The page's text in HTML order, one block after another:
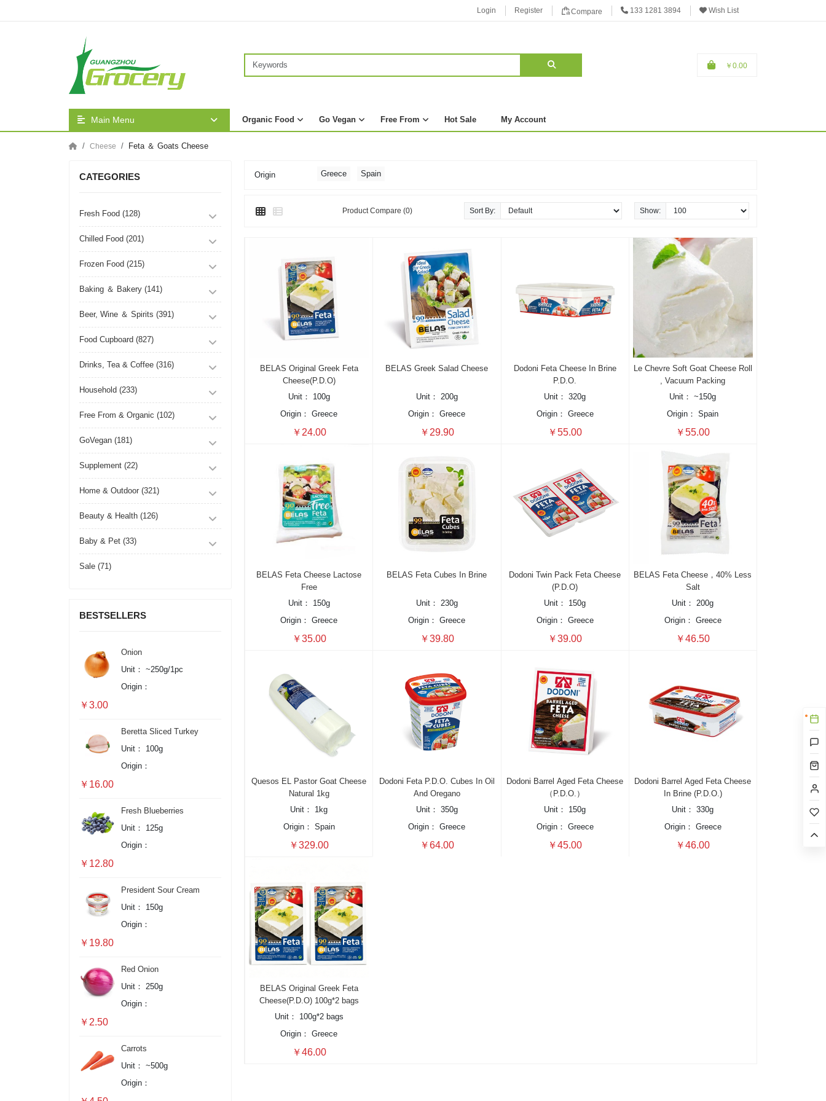
Login Register Compare 133 1281 3894 Wish List
￥0.00
Main Menu Organic Food Go Vegan Free From Hot Sale My Account
Cheese Feta ＆ Goats Cheese
CATEGORIES
Fresh Food (128)
Chilled Food (201)
Frozen Food (215)
Baking ＆ Bakery (141)
Beer, Wine ＆ Spirits (391)
Food Cupboard (827)
Drinks, Tea & Coffee (316)
Household (233)
Free From & Organic (102)
GoVegan (181)
Supplement (22)
Home & Outdoor (321)
Beauty & Health (126)
Baby & Pet (33)
Sale (71)
BESTSELLERS
Onion
Unit：
~250g/1pc
Origin：
￥3.00
Beretta Sliced Turkey
Breast Ham
Unit：
100g
Origin：
￥16.00
Fresh Blueberries
Unit：
125g
Origin：
￥12.80
President Sour Cream
Unit：
150g
Origin：
￥19.80
Red Onion
Unit：
250g
Origin：
￥2.50
Carrots
Unit：
~500g
Origin：
Origin Greece Spain
Product Compare (0) Sort By: Show:
BELAS Original Greek Feta
Cheese(P.D.O)
Unit：
100g
Origin：
Greece
￥24.00
BELAS Greek Salad Cheese
Unit：
200g
Origin：
Greece
￥29.90
Dodoni Feta Cheese In Brine
P.D.O.
Unit：
320g
Origin： Greece
￥55.00
Le Chevre Soft Goat Cheese Roll
, Vacuum Packing
Unit：
~150g
Origin：
Spain
￥55.00
BELAS Feta Cheese Lactose
Free
Unit：
150g
Origin：
Greece
￥35.00
BELAS Feta Cubes In Brine
Unit： 230g
Origin：
Greece
￥39.80
Dodoni Twin Pack Feta Cheese
(P.D.O)
Unit：
150g
Origin： Greece
￥39.00
BELAS Feta Cheese，40% Less
Salt
Unit：
200g
Origin： Greece
￥46.50
Quesos EL Pastor Goat Cheese
Natural 1kg
Unit：
1kg
Origin： Spain
￥329.00
Dodoni Feta P.D.O. Cubes In Oil
And Oregano
Unit： 350g
Origin：
Greece
￥64.00
Dodoni Barrel Aged Feta Cheese
（P.D.O.）
Unit：
150g
Origin： Greece
￥45.00
Dodoni Barrel Aged Feta Cheese
In Brine (P.D.O.)
Unit：
330g
Origin： Greece
￥46.00
BELAS Original Greek Feta
Cheese(P.D.O) 100g*2 bags
Unit：
100g*2 bags
Origin：
Greece
￥46.00